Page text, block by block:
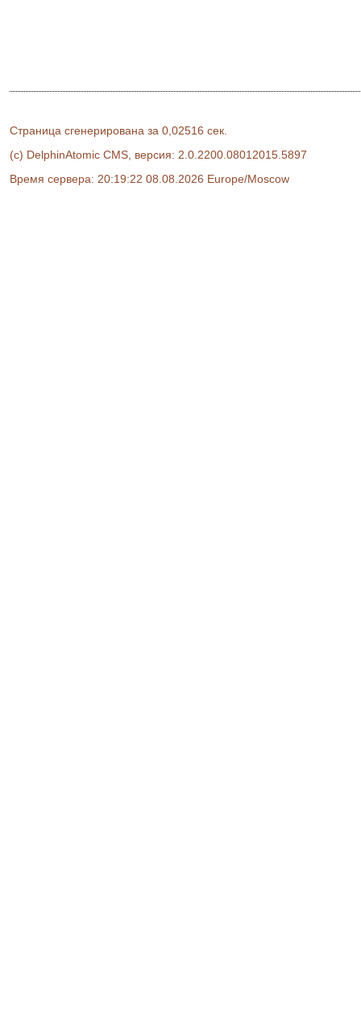
Страница сгенерирована за 0,02516 сек.
(c) DelphinAtomic CMS, версия: 2.0.2200.08012015.5897
Время сервера: 20:19:22 08.08.2026 Europe/Moscow